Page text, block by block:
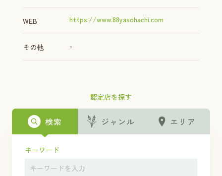
認定店を探す
検索 ジャンル エリア
キーワード
WEB https://www.88yasohachi.com
その他 -